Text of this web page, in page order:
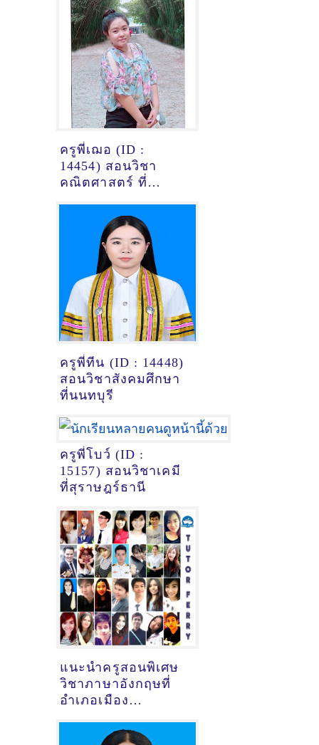
ครูพี่เฌอ (ID :
14454) สอนวิชา
คณิตศาสตร์ ที่
ครูพี่ทีน (ID : 14448)
สอนวิชาสังคมศึกษา
ที่นนทบุรี
ครูพี่โบว์ (ID :
15157) สอนวิชาเคมี
ที่สุราษฎร์ธานี
แนะนำครูสอนพิเศษ
วิชาภาษาอังกฤษที่
อำเภอเมือง
จ.สุราษฎร์ธานี